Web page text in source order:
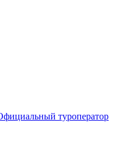
туроператор